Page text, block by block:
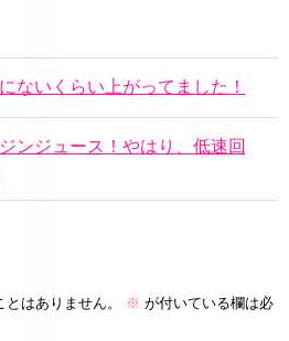
ないくらい上がってました！
ンジュース！やはり、低速回
はありません。 ※ が付いている欄は必